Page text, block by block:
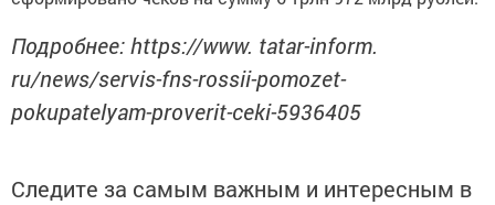
Подробнее: https://www. tatar-inform.
ru/news/servis-fns-rossii-pomozet-
pokupatelyam-proverit-ceki-5936405
Следите за самым важным и интересным в